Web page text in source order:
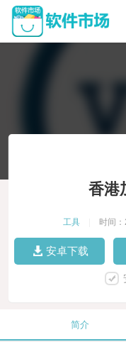
香港
工具 时间
安卓下载
简介